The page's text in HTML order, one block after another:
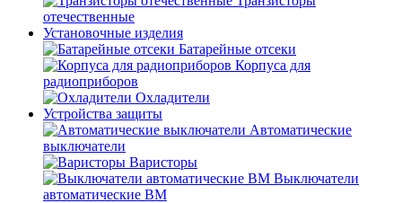
отечественные
Установочные изделия
Батарейные отсеки
Корпуса для
радиоприборов
Охладители
Устройства защиты
Автоматические
выключатели
Варисторы
Выключатели
автоматические ВМ